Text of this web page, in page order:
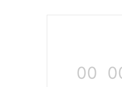
00